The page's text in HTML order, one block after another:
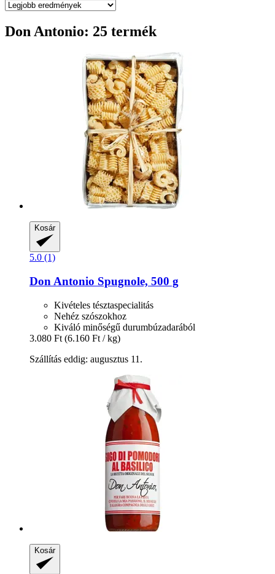
Don Antonio: 25 termék
Kosár
5.0 (1)
Don Antonio Spugnole, 500 g
Kivételes tésztaspecialitás
Nehéz szószokhoz
Kiváló minőségű durumbúzadarából
3.080 Ft (6.160 Ft / kg)
Szállítás eddig: augusztus 11.
Kosár